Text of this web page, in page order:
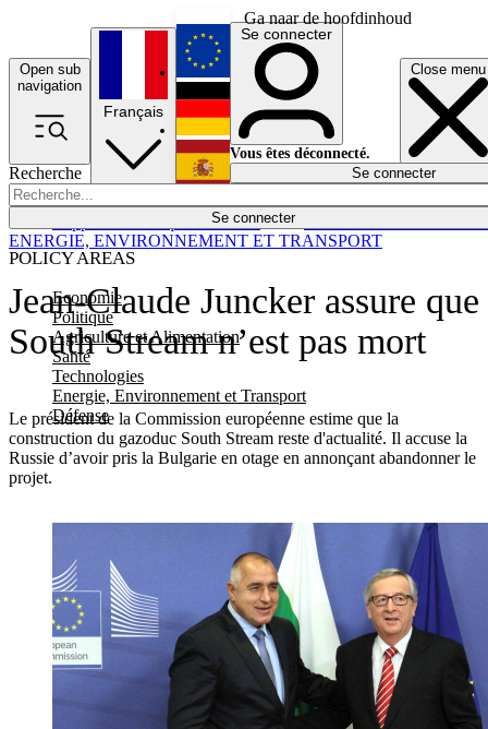
Ga naar de hoofdinhoud
Open sub
navigation
Close menu
Recherche
Se connecter
POLICY AREAS
Economie
Politique
Agriculture et Alimentation
Santé
Technologies
Energie, Environnement et Transport
Défense
Économie
Français
English
Deutsch
Español
Se connecter
Vous êtes déconnecté.
Se connecter
Jean-Claude Juncker assure que
South Stream n’est pas mort
Le président de la Commission européenne estime que la
construction du gazoduc South Stream reste d'actualité. Il accuse la
Russie d’avoir pris la Bulgarie en otage en annonçant abandonner le
projet.
ENERGIE, ENVIRONNEMENT ET TRANSPORT